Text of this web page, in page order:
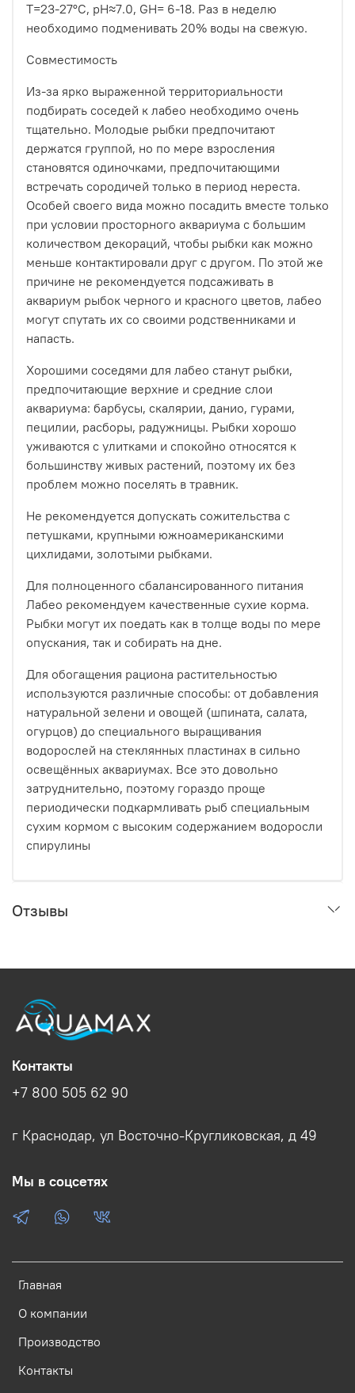
Т=23-27°С, pH≈7.0, GH= 6-18. Раз в неделю
необходимо подменивать 20% воды на свежую.
Совместимость
Из-за ярко выраженной территориальности
подбирать соседей к лабео необходимо очень
тщательно. Молодые рыбки предпочитают
держатся группой, но по мере взросления
становятся одиночками, предпочитающими
встречать сородичей только в период нереста.
Особей своего вида можно посадить вместе только
при условии просторного аквариума с большим
количеством декораций, чтобы рыбки как можно
меньше контактировали друг с другом. По этой же
причине не рекомендуется подсаживать в
аквариум рыбок черного и красного цветов, лабео
могут спутать их со своими родственниками и
напасть.
Хорошими соседями для лабео станут рыбки,
предпочитающие верхние и средние слои
аквариума: барбусы, скалярии, данио, гурами,
пецилии, расборы, радужницы. Рыбки хорошо
уживаются с улитками и спокойно относятся к
большинству живых растений, поэтому их без
проблем можно поселять в травник.
Не рекомендуется допускать сожительства с
петушками, крупными южноамериканскими
цихлидами, золотыми рыбками.
Для полноценного сбалансированного питания
Лабео рекомендуем качественные сухие корма.
Рыбки могут их поедать как в толще воды по мере
опускания, так и собирать на дне.
Для обогащения рациона растительностью
используются различные способы: от добавления
натуральной зелени и овощей (шпината, салата,
огурцов) до специального выращивания
водорослей на стеклянных пластинах в сильно
освещённых аквариумах. Все это довольно
затруднительно, поэтому гораздо проще
периодически подкармливать рыб специальным
сухим кормом с высоким содержанием водоросли
спирулины
Отзывы
Главная
О компании
Производство
Контакты
Контакты
+7 800 505 62 90
г Краснодар, ул Восточно-Кругликовская, д 49
Мы в соцсетях